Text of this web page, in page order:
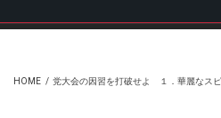
HOME / 党大会の因習を打破せよ １．華麗なス